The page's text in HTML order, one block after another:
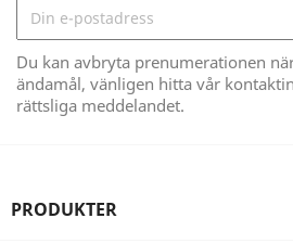
Du kan avbryta prenumerationen
ändamål, vänligen hitta vår
rättsliga meddelandet.
PRODUKTER